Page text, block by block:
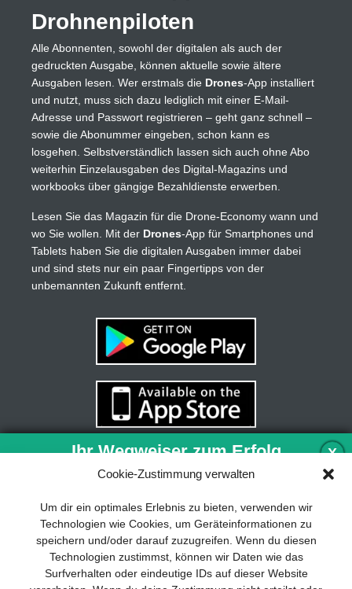
Cookie-Zustimmung verwalten
Um dir ein optimales Erlebnis zu bieten, verwenden wir
Technologien wie Cookies, um Geräteinformationen zu
speichern und/oder darauf zuzugreifen. Wenn du diesen
Technologien zustimmst, können wir Daten wie das
Surfverhalten oder eindeutige IDs auf dieser Website
Drohnenpiloten
Alle Abonnenten, sowohl der digitalen als auch der
gedruckten Ausgabe, können aktuelle sowie ältere
Ausgaben lesen. Wer erstmals die Drones-App installiert
und nutzt, muss sich dazu lediglich mit einer E-Mail-
Adresse und Passwort registrieren – geht ganz schnell –
sowie die Abonummer eingeben, schon kann es
losgehen. Selbstverständlich lassen sich auch ohne Abo
weiterhin Einzelausgaben des Digital-Magazins und
workbooks über gängige Bezahldienste erwerben.
Lesen Sie das Magazin für die Drone-Economy wann und
wo Sie wollen. Mit der Drones-App für Smartphones und
Tablets haben Sie die digitalen Ausgaben immer dabei
und sind stets nur ein paar Fingertipps von der
unbemannten Zukunft entfernt.
X
Ihr Wegweiser zum Erfolg
nachhaltigen Geschäftsmodells sind für
jedes Unternehmen unverzichtbar. Das
Business Model Canvas hilft, sich dabei
auf das Wesentliche zu konzentrieren
und stets im Blick zu behalten, worauf es